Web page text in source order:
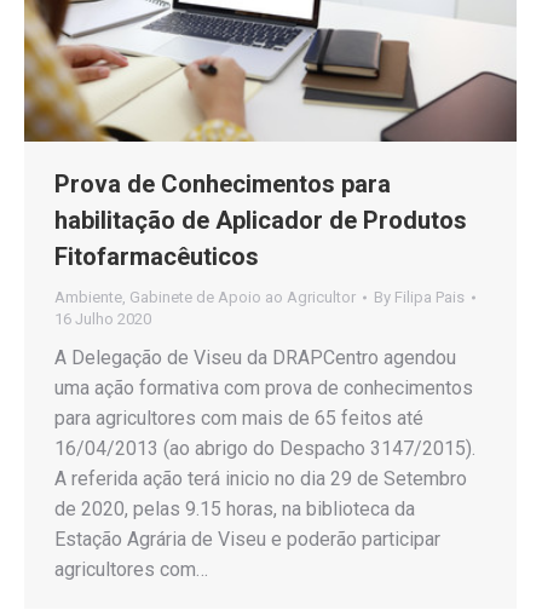
Prova de Conhecimentos para
habilitação de Aplicador de Produtos
Fitofarmacêuticos
Ambiente, Gabinete de Apoio ao Agricultor By Filipa Pais
16 Julho 2020
A Delegação de Viseu da DRAPCentro agendou
uma ação formativa com prova de conhecimentos
para agricultores com mais de 65 feitos até
16/04/2013 (ao abrigo do Despacho 3147/2015).
A referida ação terá inicio no dia 29 de Setembro
de 2020, pelas 9.15 horas, na biblioteca da
Estação Agrária de Viseu e poderão participar
agricultores com…